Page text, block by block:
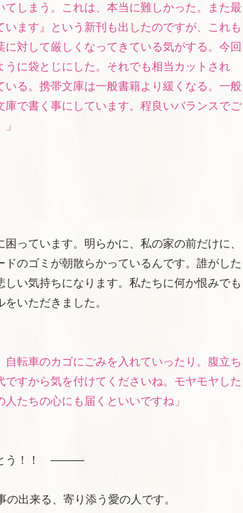
しまう。これは、本当に難しかった。また最
ます』という新刊も出したのですが、これも
対して厳しくなってきている気がする。今回
に袋とじにした。それでも相当カットされ
る。携帯文庫は一般書籍より緩くなる。一般
で書く事にしています。程良いバランスでご
困っています。明らかに、私の家の前だけに、
のゴミが朝散らかっているんです。誰がした
い気持ちになります。私たちに何か恨みでも
いただきました。
自転車のカゴにごみを入れていったり。腹立ち
ですから気を付けてくださいね。モヤモヤした
たちの心にも届くといいですね」
とう！！ ―――
出来る、寄り添う愛の人です。